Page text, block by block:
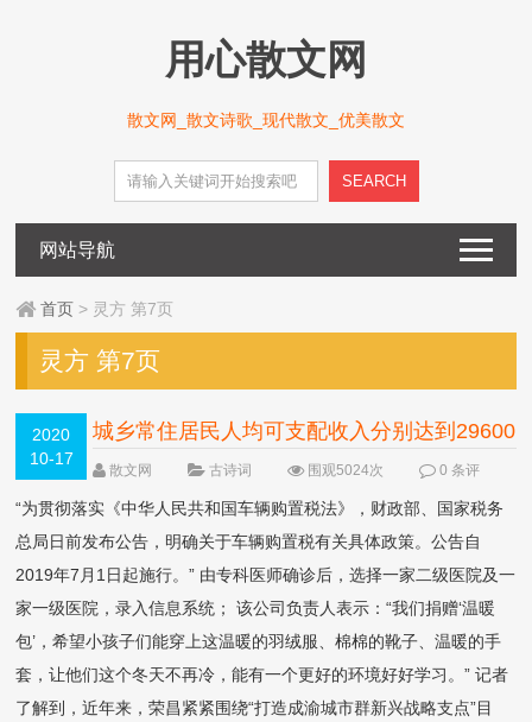
用心散文网
散文网_散文诗歌_现代散文_优美散文
SEARCH
网站导航
首页 > 灵方 第7页
灵方 第7页
2020
10-17
城乡常住居民人均可支配收入分别达到29600
元、14700元
NEW
散文网 古诗词 围观5024次
0 条评
“为贯彻落实《中华人民共和国车辆购置税法》，财政部、国家税务
总局日前发布公告，明确关于车辆购置税有关具体政策。公告自
2019年7月1日起施行。” 由专科医师确诊后，选择一家二级医院及一
家一级医院，录入信息系统； 该公司负责人表示：“我们捐赠‘温暖
包’，希望小孩子们能穿上这温暖的羽绒服、棉棉的靴子、温暖的手
套，让他们这个冬天不再冷，能有一个更好的环境好好学习。” 记者
了解到，近年来，荣昌紧紧围绕“打造成渝城市群新兴战略支点”目